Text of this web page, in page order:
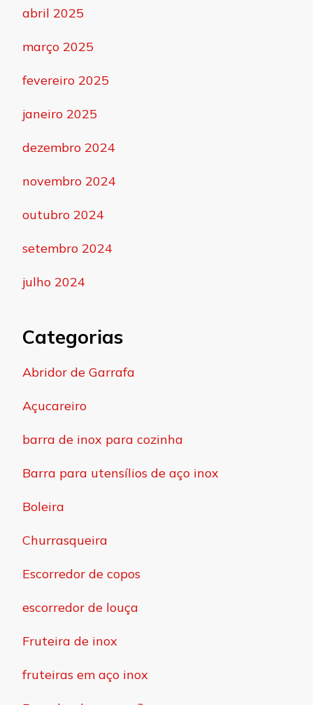
abril 2025
março 2025
fevereiro 2025
janeiro 2025
dezembro 2024
novembro 2024
outubro 2024
setembro 2024
julho 2024
Categorias
Abridor de Garrafa
Açucareiro
barra de inox para cozinha
Barra para utensílios de aço inox
Boleira
Churrasqueira
Escorredor de copos
escorredor de louça
Fruteira de inox
fruteiras em aço inox